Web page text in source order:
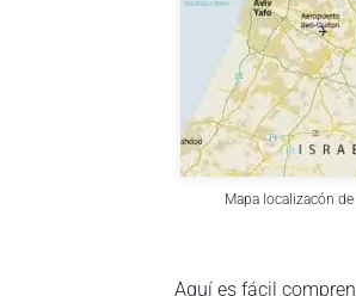
Mapa localizacón
Aquí es fácil